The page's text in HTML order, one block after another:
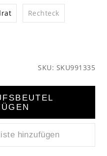
Rechteck
SKU: SKU991335
hinzufügen